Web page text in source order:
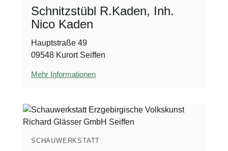
Schnitzstübl R.Kaden, Inh.
Nico Kaden
Hauptstraße 49
09548 Kurort Seiffen
Mehr Informationen
SCHAUWERKSTATT